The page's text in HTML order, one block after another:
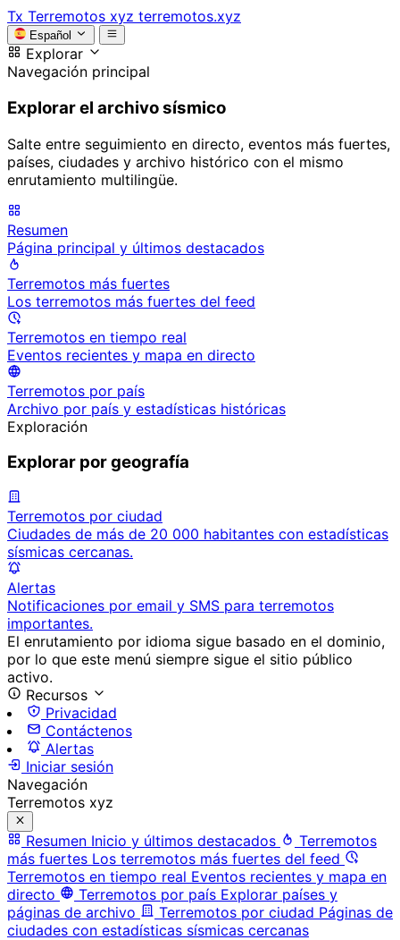
Tx Terremotos xyz terremotos.xyz
Español
Explorar
Navegación principal
Explorar el archivo sísmico
Salte entre seguimiento en directo, eventos más fuertes,
países, ciudades y archivo histórico con el mismo
enrutamiento multilingüe.
Resumen
Página principal y últimos destacados
Terremotos más fuertes
Los terremotos más fuertes del feed
Terremotos en tiempo real
Eventos recientes y mapa en directo
Terremotos por país
Archivo por país y estadísticas históricas
Exploración
Explorar por geografía
Terremotos por ciudad
Ciudades de más de 20 000 habitantes con estadísticas
sísmicas cercanas.
Alertas
Notificaciones por email y SMS para terremotos
importantes.
El enrutamiento por idioma sigue basado en el dominio,
por lo que este menú siempre sigue el sitio público
activo.
Recursos
Privacidad
Contáctenos
Alertas
Iniciar sesión
Navegación
Terremotos xyz
Resumen Inicio y últimos destacados
Terremotos
más fuertes Los terremotos más fuertes del feed
Terremotos en tiempo real Eventos recientes y mapa en
directo
Terremotos por país Explorar países y
páginas de archivo
Terremotos por ciudad Páginas de
ciudades con estadísticas sísmicas cercanas